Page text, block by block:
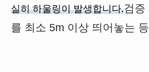
실히 하울링이 발생합니다.검증
를 최소 5m 이상 띄어놓는